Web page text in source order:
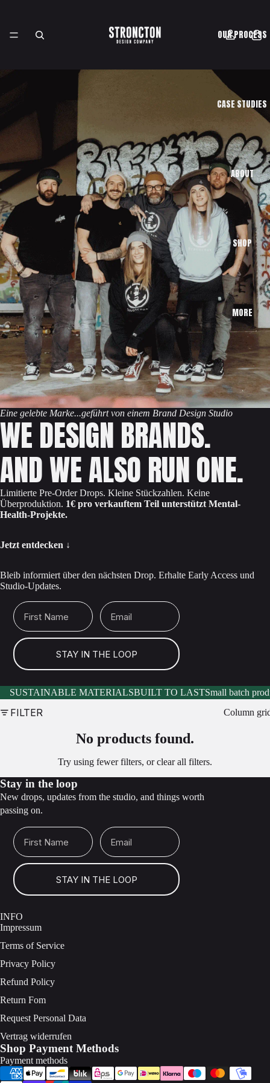
OUR PROCESS
CASE STUDIES
ABOUT
SHOP
MORE
Eine gelebte Marke...geführt von einem Brand Design Studio
WE DESIGN BRANDS.
AND WE ALSO RUN ONE.
Limitierte Pre-Order Drops. Kleine Stückzahlen. Keine
Überproduktion. 1€ pro verkauftem Teil unterstützt Mental-
Health-Projekte.
Jetzt entdecken ↓
Bleib informiert über den nächsten Drop. Erhalte Early Access und
Studio-Updates.
First Name Email
STAY IN THE LOOP
SUSTAINABLE MATERIALSBUILT TO LASTSmall batch
FILTER Column
No products found.
Try using fewer filters, orclear all filters.
Stay in the loop
New drops, updates from the studio, and things worth
passing on.
First Name Email
STAY IN THE LOOP
INFO
Impressum
Terms of Service
Privacy Policy
Refund Policy
Return Fom
Request Personal Data
Vertrag widerrufen
Shop Payment Methods
Payment methods